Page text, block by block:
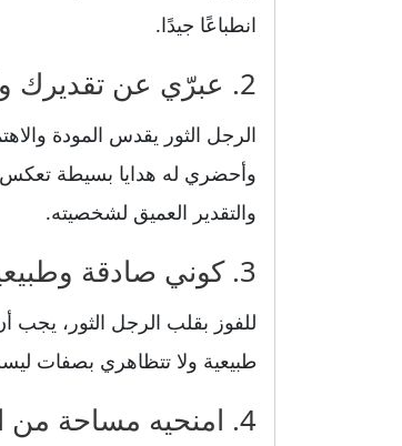
انطباعًا جيدًا.
2. عبرّي عن تقديرك واهتمامك به بهدايا بسيطة
الرجل الثور يقدس المودة
وأحضري له هدايا بسيطة تعكس
والتقدير العميق لشخصيته.
3. كوني صادقة وطبيعية، فهو يقدر الشفافية
للفوز بقلب الرجل الثور، يجب
طبيعية ولا تتظاهري بصفات
4. امنحيه مساحة من الحرية والاستقلالية